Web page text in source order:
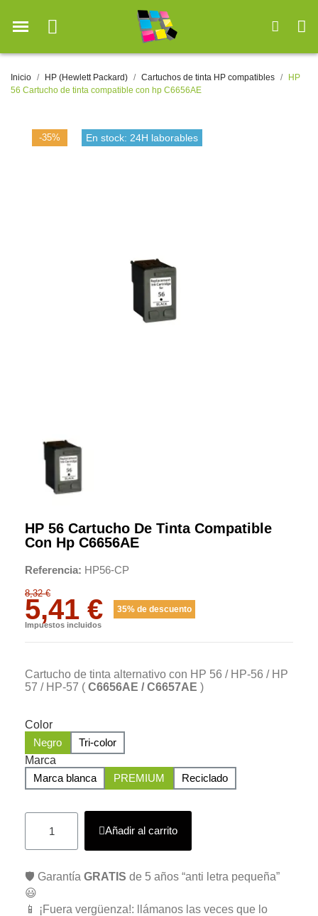
Inicio HP (Hewlett Packard) Cartuchos de tinta HP compatibles
HP
56 Cartucho de tinta compatible con hp C6656AE
-35% En stock: 24H laborables
HP 56 Cartucho De Tinta Compatible
Con Hp C6656AE
Referencia HP56-CP
8,32 €
5,41 € 35% de descuento
Impuestos incluidos
Cartucho de tinta alternativo con HP 56 / HP-56 / HP
57 / HP-57 ( C6656AE /C6657AE )
Color
Negro
Tri-color
Marca
Marca blanca
PREMIUM Reciclado
Añadir al carrito
🛡️ Garantía GRATIS de 5 años “anti letra pequeña”
😃
📱 ¡Fuera vergüenza!: llámanos las veces que lo